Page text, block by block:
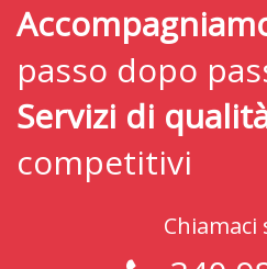
passo dopo
Servizi di
competitivi